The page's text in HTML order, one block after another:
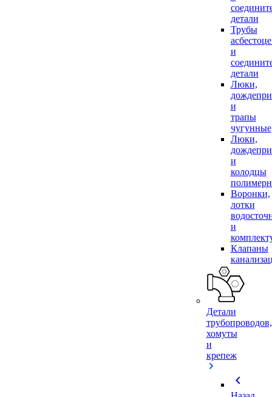
детали
Трубы
и
детали
Люки,
и
трапы
чугунные
Люки,
и
колодцы
Воронки,
лотки
и
Клапаны
Детали
трубопроводов,
хомуты
и
крепеж
chevron_left